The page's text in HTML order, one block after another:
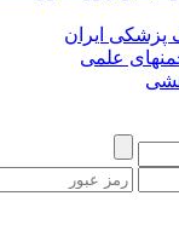
پزشکی ایران
علمی